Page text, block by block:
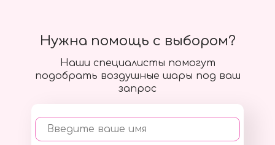
Наши специалисты помогут
подобрать воздушные шары под ваш
запрос
Введите ваше имя
Нужна помощь с выбором?